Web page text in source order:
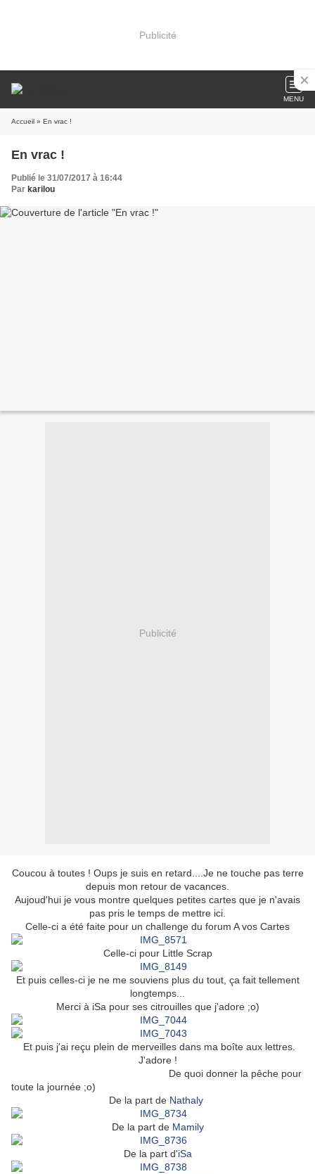
Publicité
MENU
Accueil » En vrac !
En vrac !
Publié le 31/07/2017 à 16:44
Par karilou
Publicité
Coucou à toutes ! Oups je suis en retard....Je ne touche pas terre
depuis mon retour de vacances.
Aujoud'hui je vous montre quelques petites cartes que je n'avais
pas pris le temps de mettre ici.
Celle-ci a été faite pour un challenge du forum A vos Cartes
Celle-ci pour Little Scrap
Et puis celles-ci je ne me souviens plus du tout, ça fait tellement
longtemps...
Merci à iSa pour ses citrouilles que j'adore ;o)
Et puis j'ai reçu plein de merveilles dans ma boîte aux lettres.
J'adore !
De quoi donner la pêche pour
toute la journée ;o)
De la part de Nathaly
De la part de Mamily
De la part d'iSa